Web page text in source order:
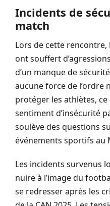
Incidents de
match
Lors de cette rencontre,
ont souffert
d’un manque de
aucune force de l’ordre
protéger les athlètes,
sentiment d’insécurité
soulève des questions
événements sportifs au
Les incidents survenus
nuire à l’image du
se redresser après les